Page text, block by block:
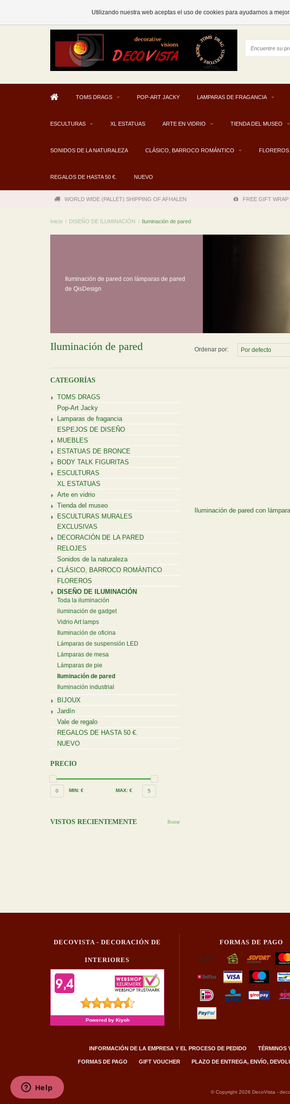
TOMS DRAGS POP-ART JACKY LAMPARAS DE FRAGANCIA
ESCULTURAS XL ESTATUAS ARTE EN VIDRIO TIENDA DEL MUSEO
SONIDOS DE LA NATURALEZA CLÁSICO, BARROCO ROMÁNTICO FLOREROS
REGALOS DE HASTA 50 €. NUEVO
WORLD WIDE (PALLET) SHIPPING OF AFHALEN FREE GIFT WRAP
Inicio / DISEÑO DE ILUMINACIÓN / Iluminación de pared
Iluminación de pared con lámparas de pared
de QisDesign
Iluminación de pared Ordenar por:
CATEGORÍAS
TOMS DRAGS
Pop-Art Jacky
Lamparas de fragancia
ESPEJOS DE DISEÑO
MUEBLES
ESTATUAS DE BRONCE
BODY TALK FIGURITAS
ESCULTURAS
XL ESTATUAS
Arte en vidrio
Tienda del museo
ESCULTURAS MURALES
EXCLUSIVAS
DECORACIÓN DE LA PARED
RELOJES
Sonidos de la naturaleza
CLÁSICO, BARROCO ROMÁNTICO
FLOREROS
DISEÑO DE ILUMINACIÓN
Toda la iluminación
iluminación de gadget
Vidrio Art lamps
Iluminación de oficina
Lámparas de suspensión LED
Lámparas de mesa
Lámparas de pie
Iluminación de pared
Iluminación industrial
BIJOUX
Jardín
Vale de regalo
REGALOS DE HASTA 50 €.
NUEVO
PRECIO
0 MIN: € MAX: € 5
VISTOS RECIENTEMENTE Borrar
Iluminación de pared con
DECOVISTA - DECORACIÓN DE
INTERIORES
FORMAS DE PAGO
INFORMACIÓN DE LA EMPRESA Y EL PROCESO DE PEDIDO TÉRMINOS
FORMAS DE PAGO GIFT VOUCHER PLAZO DE ENTREGA, ENVÍO,
© Copyright 2026 DecoVista -
Utilizando nuestra web aceptas el uso de cookies para ayudarnos a